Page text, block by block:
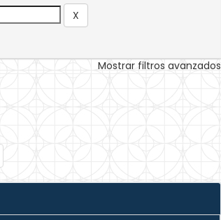
Mostrar filtros avanzados